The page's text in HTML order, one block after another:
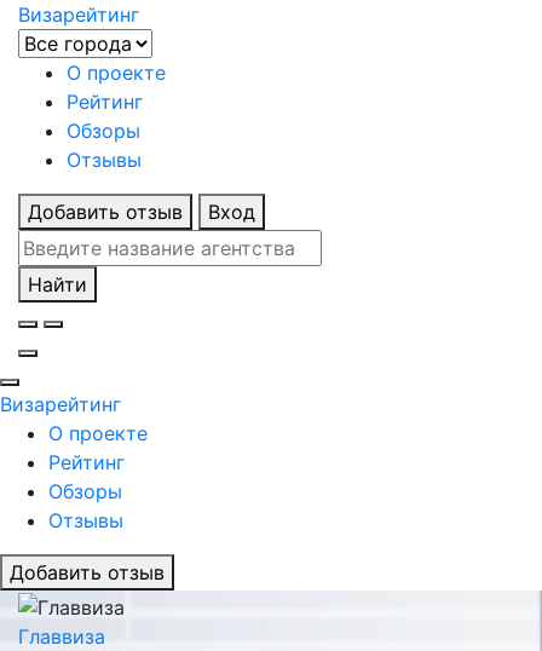
Визарейтинг
О проекте
Рейтинг
Обзоры
Отзывы
Добавить отзыв Вход
Найти
Визарейтинг
О проекте
Рейтинг
Обзоры
Отзывы
Добавить отзыв
Главвиза